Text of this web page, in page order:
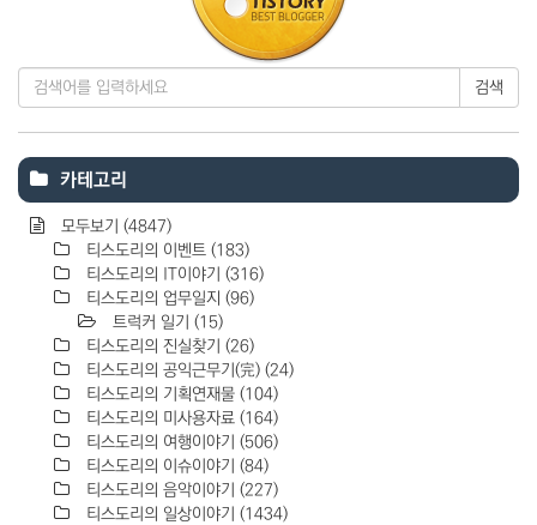
검색
카테고리
모두보기 (4847)
티스도리의 이벤트 (183)
티스도리의 IT이야기 (316)
티스도리의 업무일지 (96)
트럭커 일기 (15)
티스도리의 진실찾기 (26)
티스도리의 공익근무기(完) (24)
티스도리의 기획연재물 (104)
티스도리의 미사용자료 (164)
티스도리의 여행이야기 (506)
티스도리의 이슈이야기 (84)
티스도리의 음악이야기 (227)
티스도리의 일상이야기 (1434)